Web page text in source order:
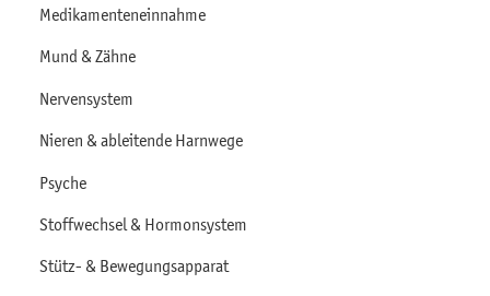
Medikamenteneinnahme
Mund & Zähne
Nervensystem
Nieren & ableitende Harnwege
Psyche
Stoffwechsel & Hormonsystem
Stütz- & Bewegungsapparat